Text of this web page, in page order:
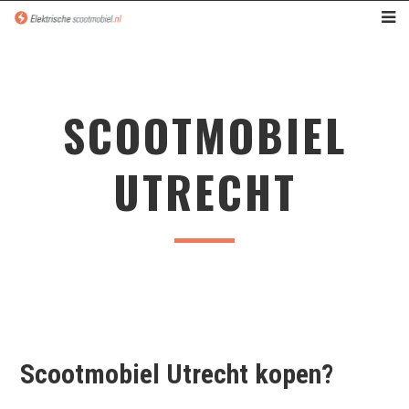
SCOOTMOBIEL
UTRECHT
Scootmobiel Utrecht kopen?